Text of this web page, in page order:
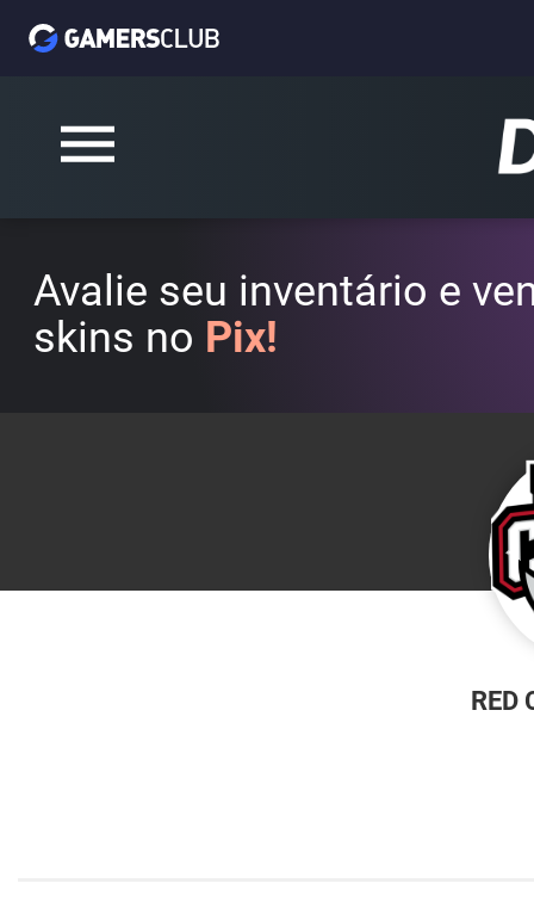
Avalie seu inventário e
skins no Pix!
RED